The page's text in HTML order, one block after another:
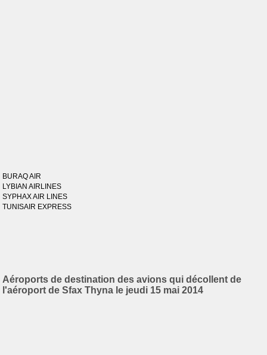
BURAQ AIR
LYBIAN AIRLINES
SYPHAX AIR LINES
TUNISAIR EXPRESS
Aéroports de destination des avions qui décollent de
l'aéroport de Sfax Thyna le jeudi 15 mai 2014